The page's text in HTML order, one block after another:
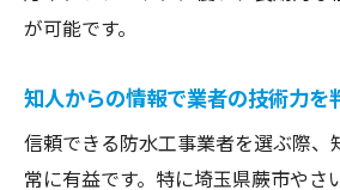
が可能です。
知人からの情報で業者の技術力を
信頼できる防水工事業者を選ぶ際、
常に有益です。特に埼玉県蕨市やさ